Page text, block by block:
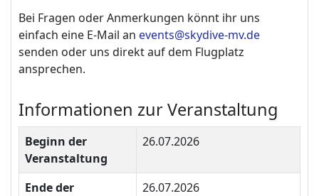
Bei Fragen oder Anmerkungen könnt ihr uns
einfach eine E-Mail an events@skydive-mv.de
senden oder uns direkt auf dem Flugplatz
ansprechen.
Informationen zur Veranstaltung
Beginn der
Veranstaltung
26.07.2026
Ende der
26.07.2026